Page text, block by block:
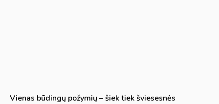
Vienas būdingų požymių – šiek tiek šviesesnės